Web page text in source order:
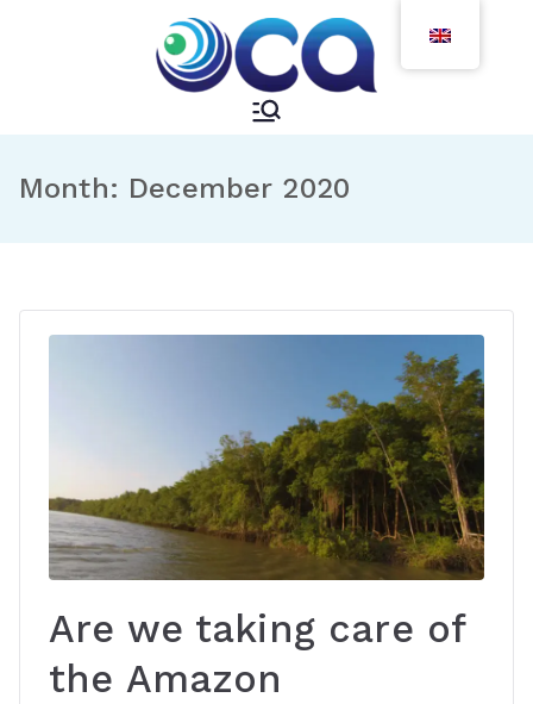
Month: December 2020
Are we taking care of
the Amazon